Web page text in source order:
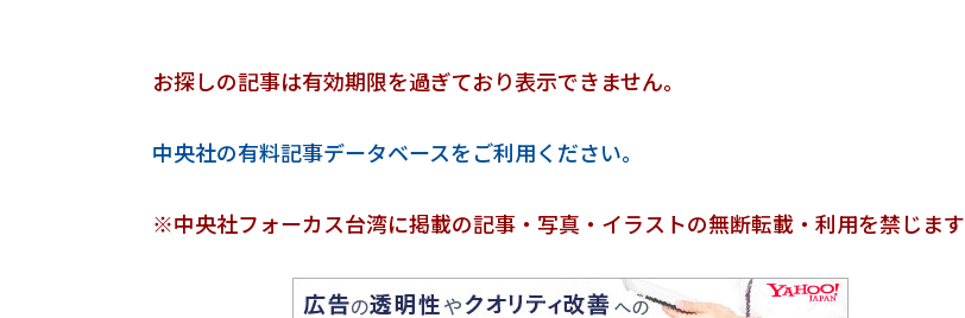
お探しの記事は有効期限を過ぎており表示できません。
中央社の有料記事データベースをご利用ください。
※中央社フォーカス台湾に掲載の記事・写真・イラストの無断転載・利用を禁じます